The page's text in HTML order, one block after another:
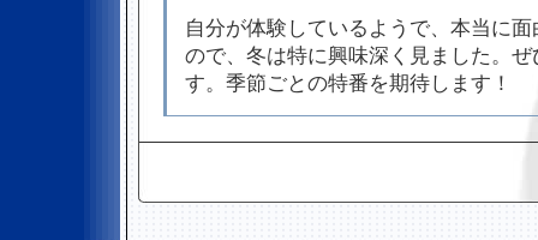
自分が体験しているようで、本当に
ので、冬は特に興味深く見ました。
す。季節ごとの特番を期待します！